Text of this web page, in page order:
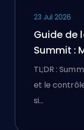
23 Jul 2026
Guide de
Summit :
Callouts
TL;DR :
et le
si…